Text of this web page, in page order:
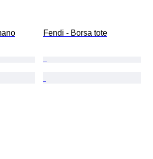
Fendi - Borsa tote